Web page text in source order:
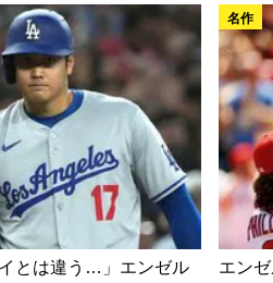
とは違う…」エンゼル
名作
エン